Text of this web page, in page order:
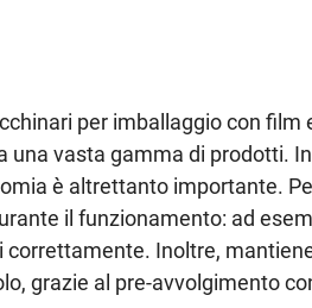
per imballaggio con film
una vasta gamma di prodotti. In
è altrettanto importante.
il funzionamento: ad
correttamente. Inoltre,
grazie al pre-avvolgimento